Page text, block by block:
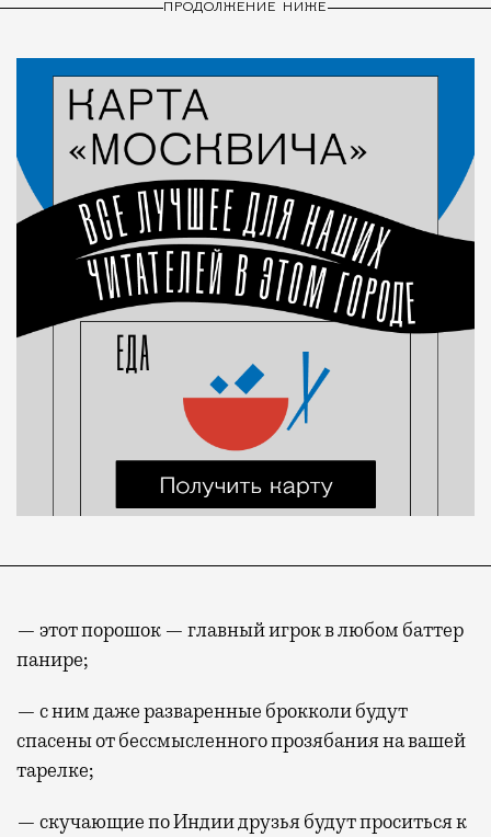
ПРОДОЛЖЕНИЕ НИЖЕ
— этот порошок — главный игрок в любом баттер
панире;
— с ним даже разваренные брокколи будут
спасены от бессмысленного прозябания на вашей
тарелке;
— скучающие по Индии друзья будут проситься к